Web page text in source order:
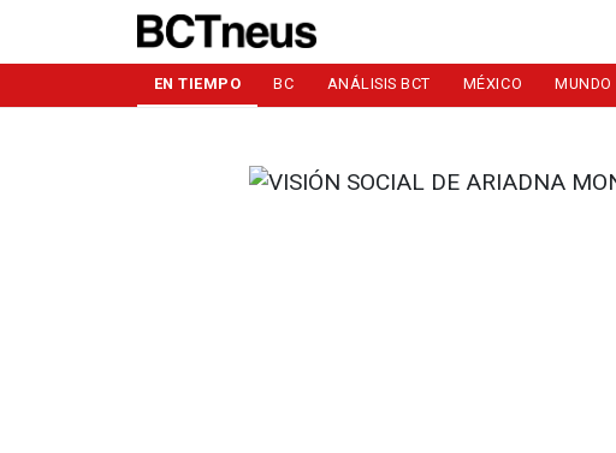
EN TIEMPO BC ANÁLISIS BCT MÉXICO MUNDO